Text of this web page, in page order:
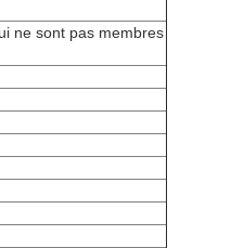
ne sont pas membres